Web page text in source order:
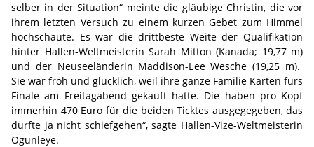
selber in der Situation“ meinte die gläubige Christin, die vor
ihrem letzten Versuch zu einem kurzen Gebet zum Himmel
hochschaute. Es war die drittbeste Weite der Qualifikation
hinter Hallen-Weltmeisterin Sarah Mitton (Kanada; 19,77 m)
und der Neuseeländerin Maddison-Lee Wesche (19,25 m).
Sie war froh und glücklich, weil ihre ganze Familie Karten fürs
Finale am Freitagabend gekauft hatte. Die haben pro Kopf
immerhin 470 Euro für die beiden Ticktes ausgegegeben, das
durfte ja nicht schiefgehen“, sagte Hallen-Vize-Weltmeisterin
Ogunleye.